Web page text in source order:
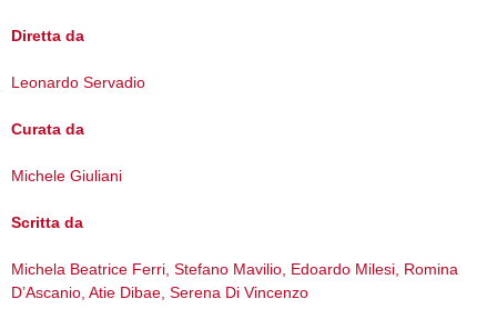
Diretta da
Leonardo Servadio
Curata da
Michele Giuliani
Scritta da
Michela Beatrice Ferri, Stefano Mavilio, Edoardo Milesi, Romina
D’Ascanio, Atie Dibae, Serena Di Vincenzo